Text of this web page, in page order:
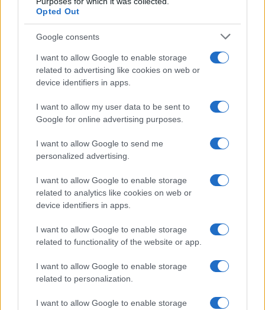
Opted Out
Google consents
I want to allow Google to enable storage
related to advertising like cookies on web or
device identifiers in apps.
I want to allow my user data to be sent to
Google for online advertising purposes.
I want to allow Google to send me
personalized advertising.
I want to allow Google to enable storage
related to analytics like cookies on web or
device identifiers in apps.
I want to allow Google to enable storage
related to functionality of the website or app.
I want to allow Google to enable storage
related to personalization.
I want to allow Google to enable storage
meg őket a csapás után.
A katonai nyomozás azt is megállapította,
hogy a Hamász terroristái a februári csapást
követően, és még azelőtt, hogy az IDF
augusztusban elérte volna őket, behatolt az
alagútba, bár nem találták meg a túszok
Nem találtak pontos ballisztikus egyezést az
alagútban lévő fegyverek és a túszok
holttesteiben talált lövedékek között, ami
felveti annak a lehetőségét, hogy más
terroristák is jelen voltak, esetleg ők lőtték
le a foglyokat, bár a hadsereg az utóbbi
forgatókönyvet nagyon valószínűtlennek
tartja.